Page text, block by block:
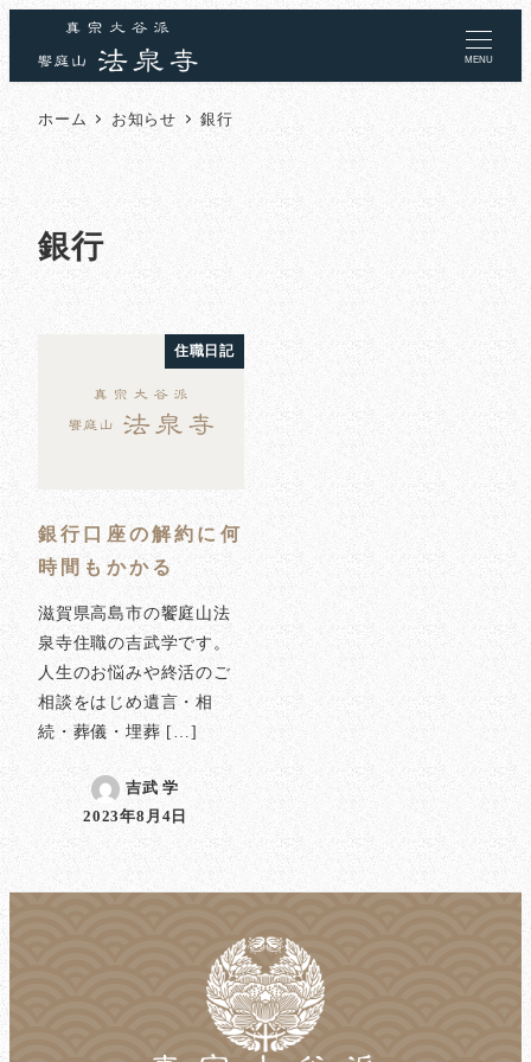
MENU
ホーム お知らせ 銀行
銀行
住職日記
銀行口座の解約に何
時間もかかる
滋賀県高島市の饗庭山法
泉寺住職の吉武学です。
人生のお悩みや終活のご
相談をはじめ遺言・相
続・葬儀・埋葬 […]
吉武 学
投稿日
2023年8月4日